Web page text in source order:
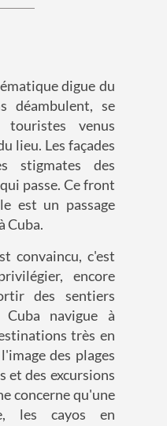
digue du
déambulent, se
venus
lieu. Les façades
stigmates des
passe. Ce front
est un passage
Cuba.
convaincu, c'est
encore
des sentiers
navigue à
très en
des plages
et des excursions
concerne qu'une
les cayos en